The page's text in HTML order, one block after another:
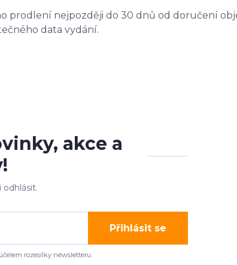
prodlení nejpozději do 30 dnů od doručení
data vydání.
akce a
odhlásit.
Přihlásit se
rozesílky newsletteru.